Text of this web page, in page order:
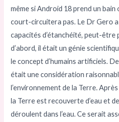
même si Android 18 prend un bain
court-circuitera pas. Le Dr Gero
capacités d’étanchéité, peut-être
d’abord, il était un génie
le concept d’humains artificiels.
était une considération
l’environnement de la Terre.
la Terre est recouverte d’eau et
déroulent dans l’eau. Ce serait